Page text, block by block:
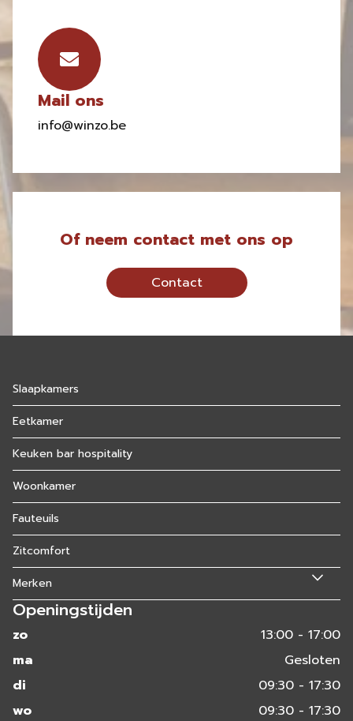
Mail ons
info@winzo.be
Of neem contact met ons op
Contact
Slaapkamers
Eetkamer
Keuken bar hospitality
Woonkamer
Fauteuils
Zitcomfort
Merken
Openingstijden
zo
13:00 - 17:00
ma
Gesloten
di
09:30 - 17:30
wo
09:30 - 17:30